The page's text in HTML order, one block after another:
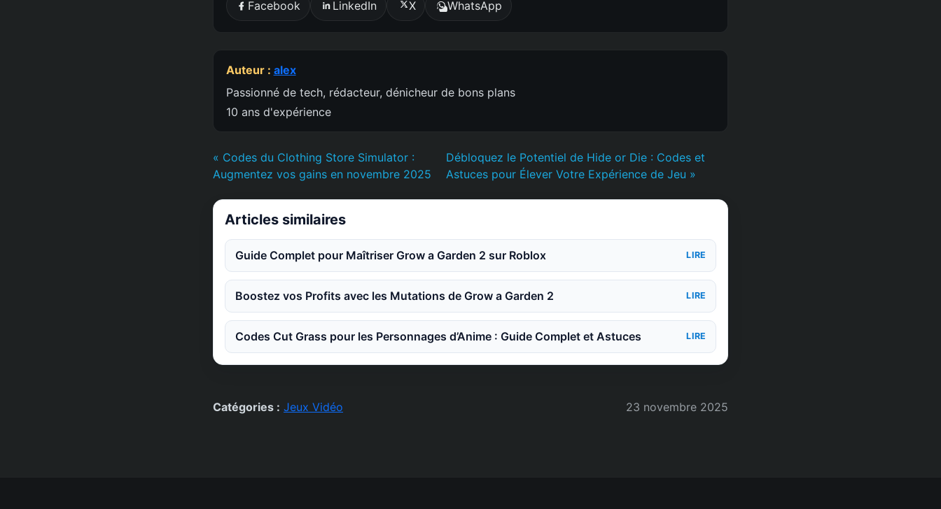
Facebook LinkedIn X WhatsApp
Auteur : alex
Passionné de tech, rédacteur, dénicheur de bons plans
10 ans d'expérience
« Codes du Clothing Store Simulator :
Augmentez vos gains en novembre 2025
Débloquez le Potentiel de Hide or Die : Codes et
Astuces pour Élever Votre Expérience de Jeu »
Articles similaires
Guide Complet pour Maîtriser Grow a Garden 2 sur Roblox LIRE
Boostez vos Profits avec les Mutations de Grow a Garden 2 LIRE
Codes Cut Grass pour les Personnages d’Anime : Guide Complet et Astuces LIRE
Catégories : Jeux Vidéo 23 novembre 2025